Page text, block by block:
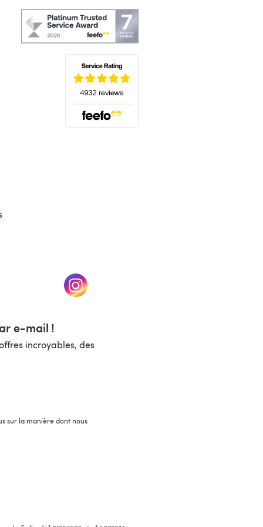
nouvel onglet) (s'ouvre dans un nouvel onglet)
e-mail !
incroyables, des
sur la manière dont nous